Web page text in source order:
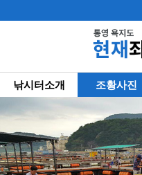
낚시터소개 조황사진